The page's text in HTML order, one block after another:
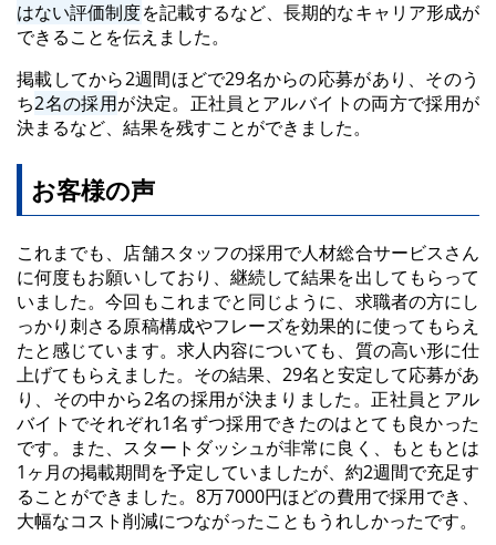
はない評価制度を記載するなど、長期的なキャリア形成が
できることを伝えました。
掲載してから2週間ほどで29名からの応募があり、そのう
ち2名の採用が決定。正社員とアルバイトの両方で採用が
決まるなど、結果を残すことができました。
お客様の声
これまでも、店舗スタッフの採用で人材総合サービスさん
に何度もお願いしており、継続して結果を出してもらって
いました。今回もこれまでと同じように、求職者の方にし
っかり刺さる原稿構成やフレーズを効果的に使ってもらえ
たと感じています。求人内容についても、質の高い形に仕
上げてもらえました。その結果、29名と安定して応募があ
り、その中から2名の採用が決まりました。正社員とアル
バイトでそれぞれ1名ずつ採用できたのはとても良かった
です。また、スタートダッシュが非常に良く、もともとは
1ヶ月の掲載期間を予定していましたが、約2週間で充足す
ることができました。8万7000円ほどの費用で採用でき、
大幅なコスト削減につながったこともうれしかったです。